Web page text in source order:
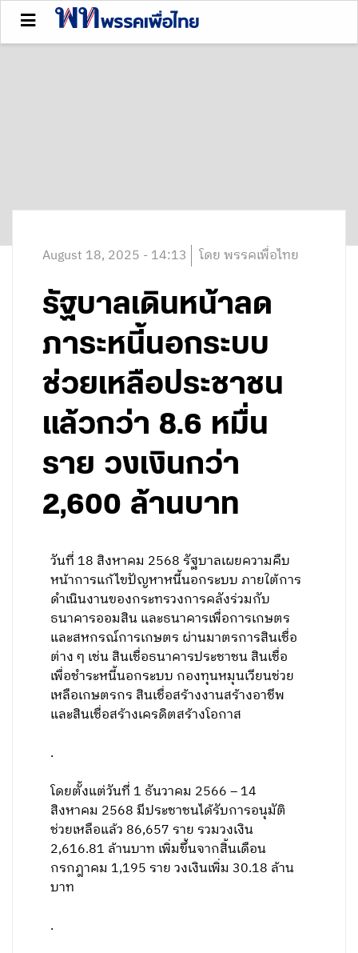
August 18, 2025 - 14:13 โดย พรรคเพื่อไทย
รัฐบาลเดินหน้าลด
ภาระหนี้นอกระบบ
ช่วยเหลือประชาชน
แล้วกว่า 8.6 หมื่น
ราย วงเงินกว่า
2,600 ล้านบาท
วันที่ 18 สิงหาคม 2568 รัฐบาลเผยความคืบ
หน้าการแก้ไขปัญหาหนี้นอกระบบ ภายใต้การ
ดำเนินงานของกระทรวงการคลังร่วมกับ
ธนาคารออมสิน และธนาคารเพื่อการเกษตร
และสหกรณ์การเกษตร ผ่านมาตรการสินเชื่อ
ต่าง ๆ เช่น สินเชื่อธนาคารประชาชน สินเชื่อ
เพื่อชำระหนี้นอกระบบ กองทุนหมุนเวียนช่วย
เหลือเกษตรกร สินเชื่อสร้างงานสร้างอาชีพ
และสินเชื่อสร้างเครดิตสร้างโอกาส
.
โดยตั้งแต่วันที่ 1 ธันวาคม 2566 – 14
สิงหาคม 2568 มีประชาชนได้รับการอนุมัติ
ช่วยเหลือแล้ว 86,657 ราย รวมวงเงิน
2,616.81 ล้านบาท เพิ่มขึ้นจากสิ้นเดือน
กรกฎาคม 1,195 ราย วงเงินเพิ่ม 30.18 ล้าน
บาท
.